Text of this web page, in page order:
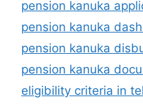
pension kanuka
pension kanuka
pension kanuka
pension kanuka
eligibility criteria in